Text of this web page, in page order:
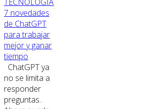
7 novedades
de ChatGPT
para trabajar
mejor y ganar
tiempo
ChatGPT ya
no se limita a
responder
preguntas.